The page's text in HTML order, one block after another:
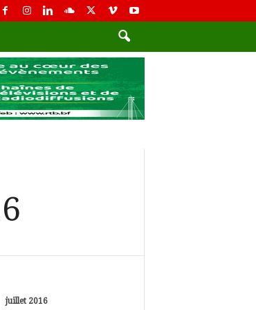
juillet 2016